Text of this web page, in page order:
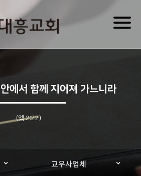
에서 함께 지어져 가느니라
(엡 2:22)
교우사업체